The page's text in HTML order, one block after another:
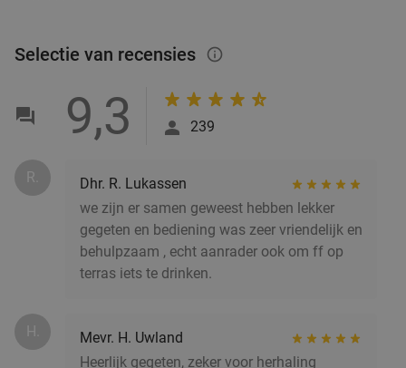
Selectie van recensies info_outlined
9,3 239
R.
Dhr. R. Lukassen
we zijn er samen geweest hebben lekker
gegeten en bediening was zeer vriendelijk en
behulpzaam , echt aanrader ook om ff op
terras iets te drinken.
H.
Mevr. H. Uwland
Heerlijk gegeten, zeker voor herhaling